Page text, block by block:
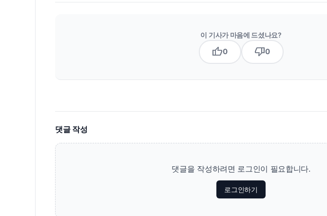
이 기사가 마음에 드셨나요?
thumb_up0 thumb_down0
댓글 작성
댓글을 작성하려면 로그인이 필요합니다.
로그인하기